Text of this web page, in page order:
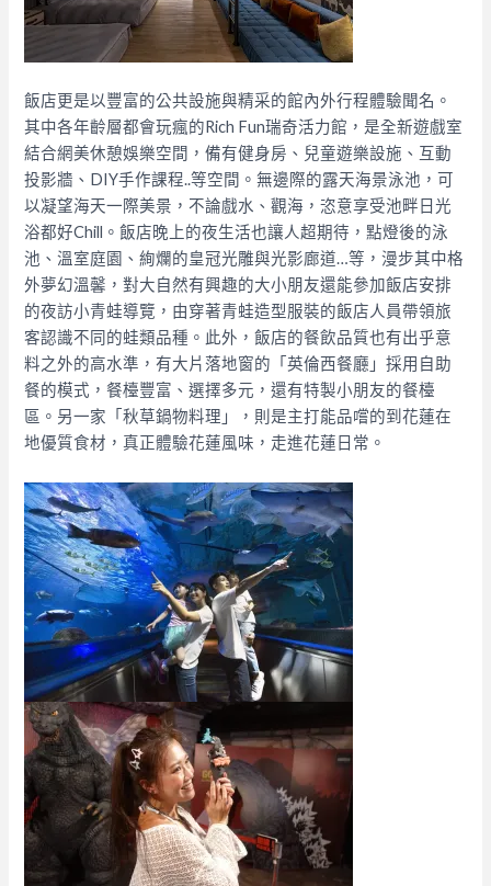
飯店更是以豐富的公共設施與精采的館內外行程體驗聞名。
其中各年齡層都會玩瘋的Rich Fun瑞奇活力館，是全新遊戲室
結合網美休憩娛樂空間，備有健身房、兒童遊樂設施、互動
投影牆、DIY手作課程..等空間。無邊際的露天海景泳池，可
以凝望海天一際美景，不論戲水、觀海，恣意享受池畔日光
浴都好Chill。飯店晚上的夜生活也讓人超期待，點燈後的泳
池、溫室庭園、絢爛的皇冠光雕與光影廊道…等，漫步其中格
外夢幻溫馨，對大自然有興趣的大小朋友還能參加飯店安排
的夜訪小青蛙導覽，由穿著青蛙造型服裝的飯店人員帶領旅
客認識不同的蛙類品種。此外，飯店的餐飲品質也有出乎意
料之外的高水準，有大片落地窗的「英倫西餐廳」採用自助
餐的模式，餐檯豐富、選擇多元，還有特製小朋友的餐檯
區。另一家「秋草鍋物料理」，則是主打能品嚐的到花蓮在
地優質食材，真正體驗花蓮風味，走進花蓮日常。